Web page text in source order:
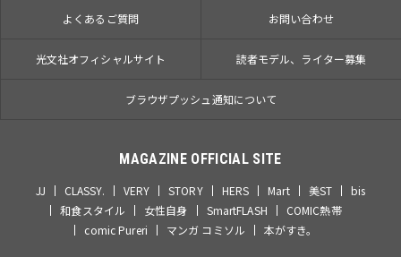
よくあるご質問 お問い合わせ
光文社オフィシャルサイト 読者モデル、ライター募集
ブラウザプッシュ通知について
MAGAZINE OFFICIAL SITE
JJ CLASSY. VERY STORY HERS Mart 美ST
bis
和食スタイル
女性自身 SmartFLASH
COMIC熱帯
comic Pureri
マンガ コミソル 本がすき。